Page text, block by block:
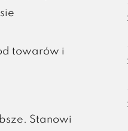
towarów i
Stanowi